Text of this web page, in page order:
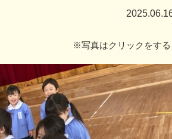
※写真はクリックをする